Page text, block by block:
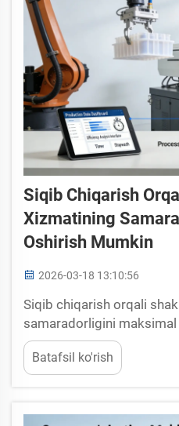
Siqib Chiqarish
Xizmatining
Oshirish Mumkin
2026-03-18 13:10:56
Siqib chiqarish orqali
samaradorligini
kalıb dizaynini
muhandisligi — siqib
xizmati operatsiyalarida
bevosita tsikl tezligini,
Batafsil ko'rish